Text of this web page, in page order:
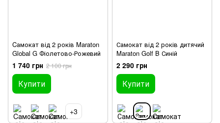
Cамокат від 2 років Maraton
Global G Фіолетово-Рожевий
1 740 грн 2 100 грн
Купити
+3
Самокат від 2 років дитячий
Maraton Golf B Синій
2 290 грн
Купити